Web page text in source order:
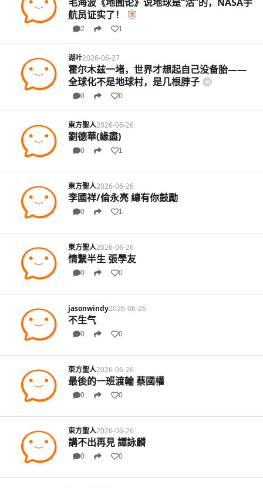
航员证实了！
2 1
湖叶2026-06-27
霍尔木兹一堵，世界才想起自己没备胎——
全球化不是地球村，是几根脖子
0 0
東方聖人2026-06-26
劉德華(緣盡)
0 1
東方聖人2026-06-26
李國祥/倫永亮 總有你鼓勵
0 1
東方聖人2026-06-26
情繫半生 張學友
0 0
jasonwindy2026-06-26
不生气
0 0
東方聖人2026-06-26
最後的一班渡輪 蔡國權
0 0
東方聖人2026-06-26
講不出再見 譚詠麟
0 0